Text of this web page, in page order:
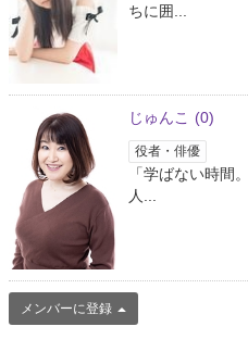
笠田康平
@k_casada
した。ご来場の皆様！応援してくだ
た！今回の至近距離公演。お客様の
たと感じています。また素敵な…
さいとう えりな
@DANCE262
更新✔️ 「 学ばない時間。 」 →
ちに囲...
じゅんこ (0)
役者・俳優
「学ばない時間
人...
メンバーに登録